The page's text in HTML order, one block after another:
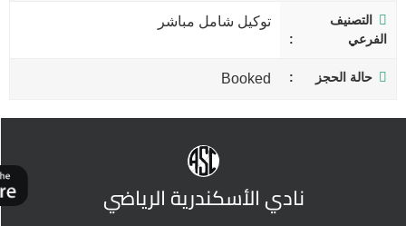
التصنيف
الفرعي
توكيل شامل مباشر
حالة الحجز Booked
نادي الأسكندرية الرياضي